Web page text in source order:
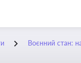
Воєнний стан: